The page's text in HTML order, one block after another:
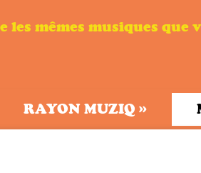
les mêmes musiques que
RAYON MUZIQ »